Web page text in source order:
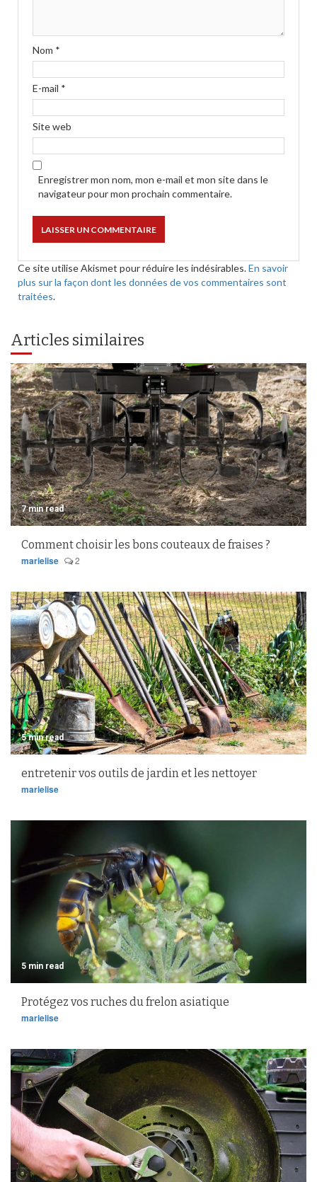
Nom *
E-mail *
Site web
Enregistrer mon nom, mon e-mail et mon site dans le
navigateur pour mon prochain commentaire.
Ce site utilise Akismet pour réduire les indésirables.En savoir
plus sur la façon dont les données de vos commentaires sont
traitées.
Articles similaires
7 min read
Comment choisir les bons couteaux de fraises ?
marielise 2
5 min read
entretenir vos outils de jardin et les nettoyer
marielise
5 min read
Protégez vos ruches du frelon asiatique
marielise